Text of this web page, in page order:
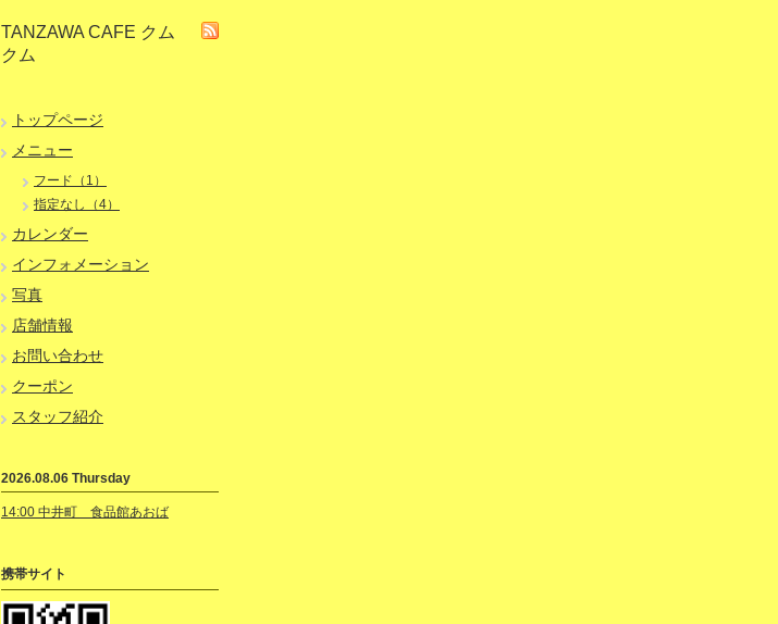
TANZAWA CAFE クム
クム
トップページ
メニュー
フード（1）
指定なし（4）
カレンダー
インフォメーション
写真
店舗情報
お問い合わせ
クーポン
スタッフ紹介
2026.08.06 Thursday
14:00 中井町 食品館あおば
携帯サイト